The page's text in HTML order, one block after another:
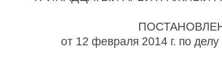
от 12 февраля 2014 г. по